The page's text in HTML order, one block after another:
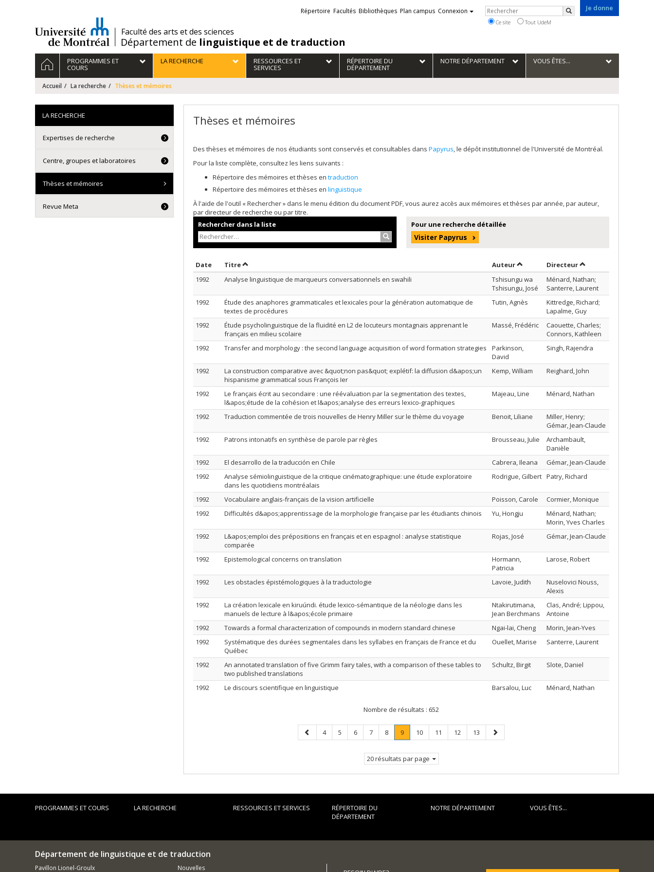
/Faculté des arts et des sciences
Département de linguistique et de traduction
Je donne
Liens
externes
Répertoire Facultés Bibliothèques Plan campus Connexion Rechercher
Rechercher
Ce site Tout UdeM
Navigation
principale
ACCUEILPROGRAMMES ET
COURS
LA RECHERCHE RESSOURCES ET
SERVICES
RÉPERTOIRE DU
DÉPARTEMENT
NOTRE DÉPARTEMENT VOUS ÊTES...
Accueil La recherche Thèses et mémoires
Thèses et mémoires
Des thèses et mémoires de nos étudiants sont conservés et consultables dans Papyrus, le dépôt institutionnel de l'Université de Montréal.
Pour la liste complète, consultez les liens suivants :
Répertoire des mémoires et thèses en traduction
Répertoire des mémoires et thèses en linguistique
À l'aide de l'outil « Rechercher » dans le menu édition du document PDF, vous aurez accès aux mémoires et thèses par année, par auteur,
par directeur de recherche ou par titre.
Rechercher dans la liste
Rechercher…
Pour une recherche détaillée
Visiter Papyrus
Date Trier par date en ordre décroissant
TitreTrier par titre en ordre décroissant AuteurTrier par auteur en ordre décroissant
Directeurpar contributeur en
1992
Analyse linguistique de marqueurs conversationnels en swahili
Tshisungu wa
Tshisungu, José
Ménard, Nathan;
Santerre, Laurent
1992
Étude des anaphores grammaticales et lexicales pour la génération automatique de
textes de procédures
Tutin, Agnès
Kittredge, Richard;
Lapalme, Guy
1992
Étude psycholinguistique de la fluidité en L2 de locuteurs montagnais apprenant le
français en milieu scolaire
Massé, Frédéric
Caouette, Charles;
Connors, Kathleen
1992
Transfer and morphology : the second language acquisition of word formation strategies
Parkinson,
David
Singh, Rajendra
1992
La construction comparative avec &quot;non pas&quot; explétif: la diffusion d&apos;un
hispanisme grammatical sous François Ier
Kemp, William Reighard, John
1992
Le français écrit au secondaire : une réévaluation par la segmentation des textes,
l&apos;étude de la cohésion et l&apos;analyse des erreurs lexico-graphiques
Majeau, Line Ménard, Nathan
1992 Traduction commentée de trois nouvelles de Henry Miller sur le thème du voyage Benoit, Liliane
Miller, Henry;
Gémar, Jean-Claude
1992
Patrons intonatifs en synthèse de parole par règles Brousseau, Julie
Archambault,
Danièle
1992
El desarrollo de la traducción en Chile Cabrera, Ileana
Gémar, Jean-Claude
1992
Analyse sémiolinguistique de la critique cinématographique: une étude exploratoire
dans les quotidiens montréalais
Rodrigue, Gilbert Patry, Richard
1992 Vocabulaire anglais-français de la vision artificielle Poisson, Carole
Cormier, Monique
1992
Difficultés d&apos;apprentissage de la morphologie française par les étudiants chinois Yu, Hongju
Ménard, Nathan;
Morin, Yves Charles
1992
L&apos;emploi des prépositions en français et en espagnol : analyse statistique
comparée
Rojas, José Gémar, Jean-Claude
1992 Epistemological concerns on translation
Hormann,
Patricia
Larose, Robert
1992 Les obstacles épistémologiques à la traductologie Lavoie, Judith
Nuselovici Nouss,
Alexis
1992
La création lexicale en kiruúndi. étude lexico-sémantique de la néologie dans les
manuels de lecture à l&apos;école primaire
Ntakirutimana,
Jean Berchmans
Clas, André; Lippou,
Antoine
1992
Towards a formal characterization of compounds in modern standard chinese Ngai-lai, Cheng
Morin, Jean-Yves
1992
Systématique des durées segmentales dans les syllabes en français de France et du
Québec
Ouellet, Marise Santerre, Laurent
1992
An annotated translation of five Grimm fairy tales, with a comparison of these tables to
two published translations
Schultz, Birgit Slote, Daniel
1992 Le discours scientifique en linguistique Barsalou, Luc Ménard, Nathan
Nombre de résultats : 652
Page
précédente
Page
4 Page
5 Page
6 Page
7 Page
8 Page
9.
Page
Page
10 Page
11 Page
12 Page
13
Page
suivante
20 résultats par page
LA RECHERCHE
Expertises de recherche
Centre, groupes et laboratoires
Thèses et mémoires
Revue Meta
PROGRAMMES ET COURS LA RECHERCHE RESSOURCES ET SERVICES
RÉPERTOIRE DU
DÉPARTEMENT
NOTRE DÉPARTEMENT VOUS ÊTES...
Département de linguistique et de traduction
Pavillon Lionel-Groulx Nouvelles